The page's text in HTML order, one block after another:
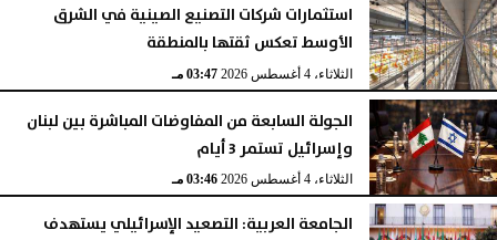
استثمارات شركات التصنيع الصينية في الشرق
الأوسط تعكس ثقتها بالمنطقة
الثلاثاء، 4 أغسطس 2026 03:47 مـ
الجولة السابعة من المفاوضات المباشرة بين لبنان
وإسرائيل تستمر 3 أيام
الثلاثاء، 4 أغسطس 2026 03:46 مـ
الجامعة العربية: التصعيد الإسرائيلي يستهدف